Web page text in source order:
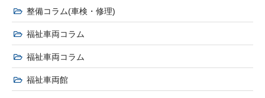
整備コラム(車検・修理)
福祉車両コラム
福祉車両コラム
福祉車両館